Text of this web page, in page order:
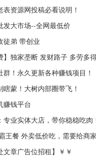
表资源网投稿必看说明！
发大市场--全网最低价
徒弟 带创业
】独家垄断 发财路子 多劳多
群！永久更新各种赚钱项目！
瞎蒙！大树内部圈带飞！
赚钱平台
专业实体大店，带你稳稳吃肉
餐 外卖低价吃，需要给商家好评
文章广告位招租】￥￥